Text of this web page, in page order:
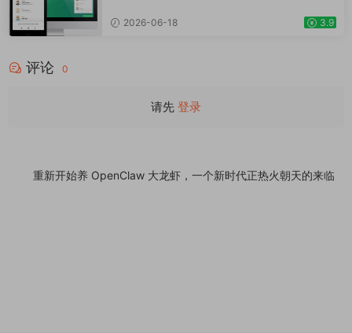
插件直接与用户对话提升客户服务
2026-06-18 3.9
评论 0
请先 登录
重新开始养 OpenClaw 大龙虾，一个新时代正热火朝天的来临